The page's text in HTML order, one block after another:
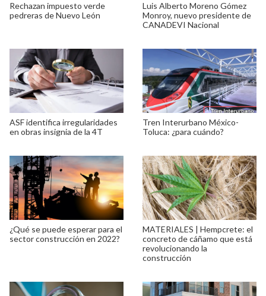
Rechazan impuesto verde
pedreras de Nuevo León
Luis Alberto Moreno Gómez
Monroy, nuevo presidente de
CANADEVI Nacional
ASF identifica irregularidades
en obras insignia de la 4T
Tren Interurbano México-
Toluca: ¿para cuándo?
¿Qué se puede esperar para el
sector construcción en 2022?
MATERIALES | Hempcrete: el
concreto de cáñamo que está
revolucionando la
construcción